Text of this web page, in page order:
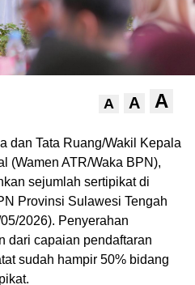
A A A
dan Tata Ruang/Wakil Kepala
(Wamen ATR/Waka BPN),
sejumlah sertipikat di
Provinsi Sulawesi Tengah
2026). Penyerahan
dari capaian pendaftaran
sudah hampir 50% bidang